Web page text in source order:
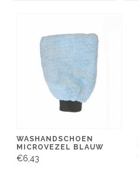
WASHANDSCHOEN
MICROVEZEL BLAUW
€6,43